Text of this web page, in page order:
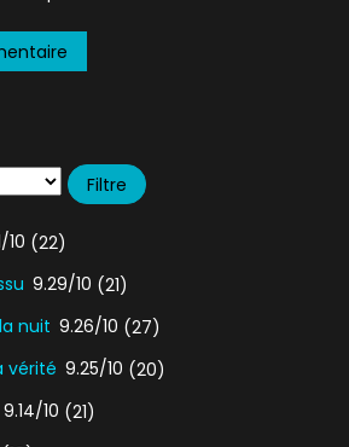
10 (22)
9.29/10 (21)
nuit 9.26/10 (27)
vérité 9.25/10 (20)
9.14/10 (21)